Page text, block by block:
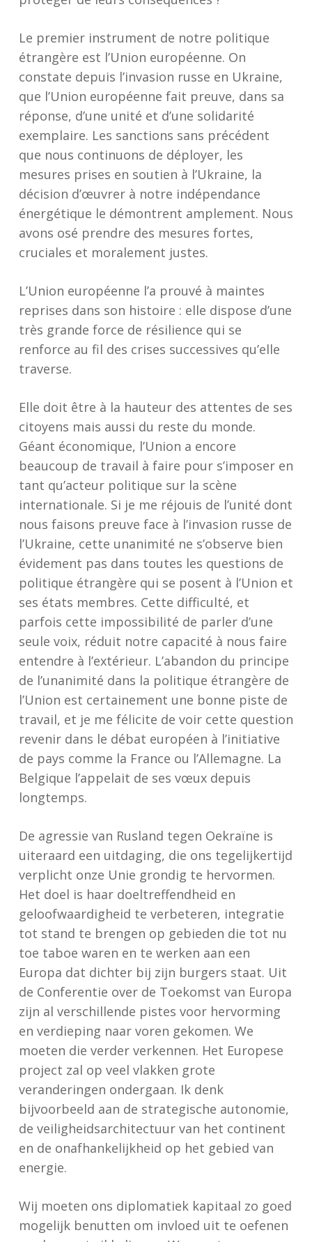
Le premier instrument de notre politique
étrangère est l’Union européenne. On
constate depuis l’invasion russe en Ukraine,
que l’Union européenne fait preuve, dans sa
réponse, d’une unité et d’une solidarité
exemplaire. Les sanctions sans précédent
que nous continuons de déployer, les
mesures prises en soutien à l’Ukraine, la
décision d’œuvrer à notre indépendance
énergétique le démontrent amplement. Nous
avons osé prendre des mesures fortes,
cruciales et moralement justes.
L’Union européenne l’a prouvé à maintes
reprises dans son histoire : elle dispose d’une
très grande force de résilience qui se
renforce au fil des crises successives qu’elle
traverse.
Elle doit être à la hauteur des attentes de ses
citoyens mais aussi du reste du monde.
Géant économique, l’Union a encore
beaucoup de travail à faire pour s’imposer en
tant qu’acteur politique sur la scène
internationale. Si je me réjouis de l’unité dont
nous faisons preuve face à l’invasion russe de
l’Ukraine, cette unanimité ne s’observe bien
évidement pas dans toutes les questions de
politique étrangère qui se posent à l’Union et
ses états membres. Cette difficulté, et
parfois cette impossibilité de parler d’une
seule voix, réduit notre capacité à nous faire
entendre à l’extérieur. L’abandon du principe
de l’unanimité dans la politique étrangère de
l’Union est certainement une bonne piste de
travail, et je me félicite de voir cette question
revenir dans le débat européen à l’initiative
de pays comme la France ou l’Allemagne. La
Belgique l’appelait de ses vœux depuis
longtemps.
De agressie van Rusland tegen Oekraïne is
uiteraard een uitdaging, die ons tegelijkertijd
verplicht onze Unie grondig te hervormen.
Het doel is haar doeltreffendheid en
geloofwaardigheid te verbeteren, integratie
tot stand te brengen op gebieden die tot nu
toe taboe waren en te werken aan een
Europa dat dichter bij zijn burgers staat. Uit
de Conferentie over de Toekomst van Europa
zijn al verschillende pistes voor hervorming
en verdieping naar voren gekomen. We
moeten die verder verkennen. Het Europese
project zal op veel vlakken grote
veranderingen ondergaan. Ik denk
bijvoorbeeld aan de strategische autonomie,
de veiligheidsarchitectuur van het continent
en de onafhankelijkheid op het gebied van
energie.
Wij moeten ons diplomatiek kapitaal zo goed
mogelijk benutten om invloed uit te oefenen